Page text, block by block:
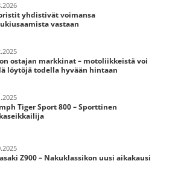
yhdistivät voimansa
vastaan
ostajan markkinat – motoliikkeistä voi
löytöjä todella hyvään hintaan
Tiger Sport 800 – Sporttinen
Z900 – Nakuklassikon uusi aikakausi